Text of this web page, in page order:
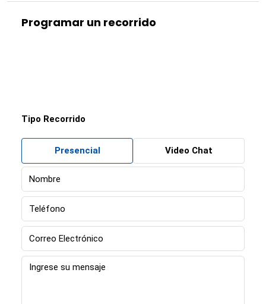
Programar un recorrido
Tipo Recorrido
Presencial Video Chat